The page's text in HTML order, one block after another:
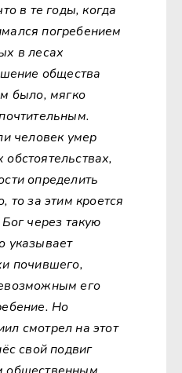
в те годы, когда
погребением
в лесах
общества
было, мягко
человек умер
определить
то за этим кроется
через такую
указывает
почившего,
его
Но
смотрел на этот
свой подвиг